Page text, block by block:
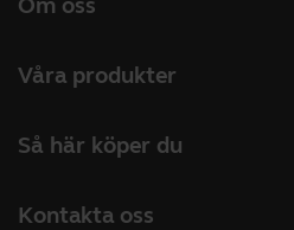
Om oss
Hållbarhet
Våra produkter
Konferenskameror
Så här köper du
Kontakta oss